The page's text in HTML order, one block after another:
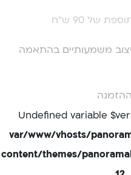
של 90 ש"ח
משמעותיים בהתאמה
/var/www/vhosts/
content/themes/